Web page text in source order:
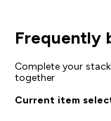
Frequently
Complete your
together
Current item